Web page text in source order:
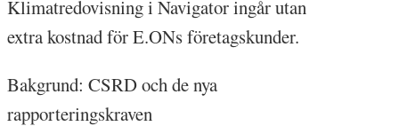
Klimatredovisning i Navigator ingår utan
extra kostnad för E.ONs företagskunder.
Bakgrund: CSRD och de nya
rapporteringskraven